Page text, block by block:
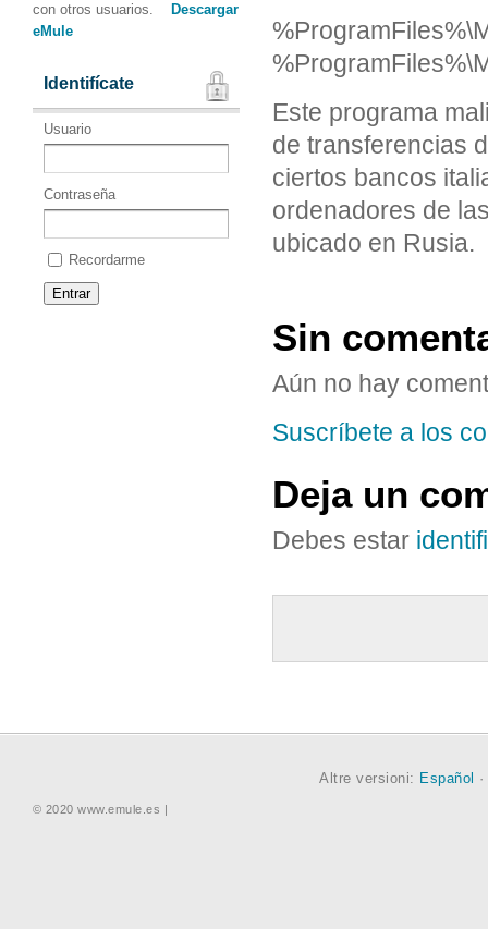
con otros usuarios.
Descargar
eMule
Identifícate
Usuario
Contraseña
Recordarme
Este programa
de transferencias
ciertos bancos
ordenadores de
ubicado en Rusia.
Sin
Aún no hay
Suscríbete a los
Deja un
Debes estar
Altre versioni: Español
© 2020 www.emule.es |